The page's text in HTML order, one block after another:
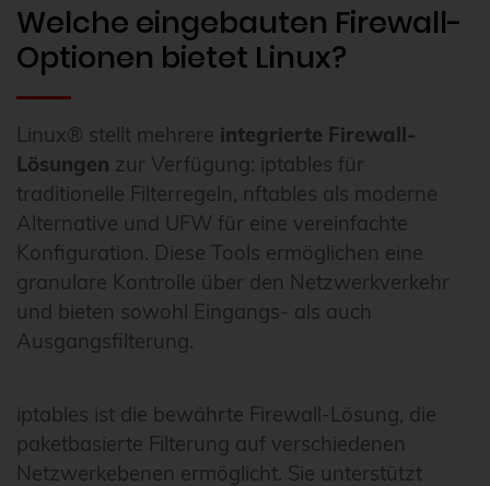
Welche eingebauten Firewall-
Optionen bietet Linux?
Linux® stellt mehrere integrierte Firewall-
Lösungen zur Verfügung: iptables für
traditionelle Filterregeln, nftables als moderne
Alternative und UFW für eine vereinfachte
Konfiguration. Diese Tools ermöglichen eine
granulare Kontrolle über den Netzwerkverkehr
und bieten sowohl Eingangs- als auch
Ausgangsfilterung.
iptables ist die bewährte Firewall-Lösung, die
paketbasierte Filterung auf verschiedenen
Netzwerkebenen ermöglicht. Sie unterstützt